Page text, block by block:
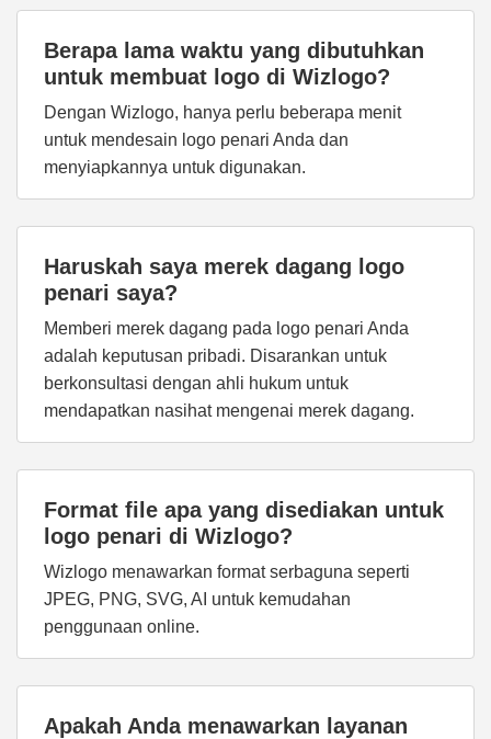
Berapa lama waktu yang dibutuhkan
untuk membuat logo di Wizlogo?
Dengan Wizlogo, hanya perlu beberapa menit
untuk mendesain logo penari Anda dan
menyiapkannya untuk digunakan.
Haruskah saya merek dagang logo
penari saya?
Memberi merek dagang pada logo penari Anda
adalah keputusan pribadi. Disarankan untuk
berkonsultasi dengan ahli hukum untuk
mendapatkan nasihat mengenai merek dagang.
Format file apa yang disediakan untuk
logo penari di Wizlogo?
Wizlogo menawarkan format serbaguna seperti
JPEG, PNG, SVG, AI untuk kemudahan
penggunaan online.
Apakah Anda menawarkan layanan